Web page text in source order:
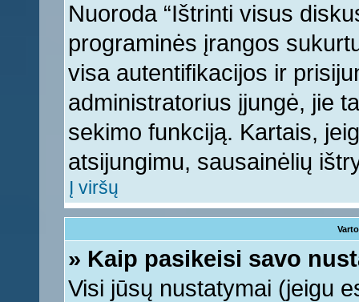
Nuoroda “Ištrinti visus
programinės įrangos
visa autentifikacijos ir
administratorius įjungė, jie
sekimo funkciją. Kartais,
atsijungimu, sausainėlių
Į viršų
» Kaip pasikeisi savo
Visi jūsų nustatymai (jeigu